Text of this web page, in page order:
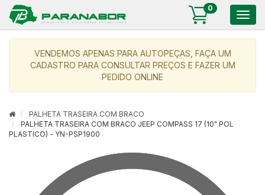
0
VENDEMOS APENAS PARA AUTOPEÇAS, FAÇA UM
CADASTRO PARA CONSULTAR PREÇOS E FAZER UM
PEDIDO ONLINE
PALHETA TRASEIRA COM BRACO
PALHETA TRASEIRA COM BRACO JEEP COMPASS 17 (10" POL
PLASTICO) - YN-PSP1900